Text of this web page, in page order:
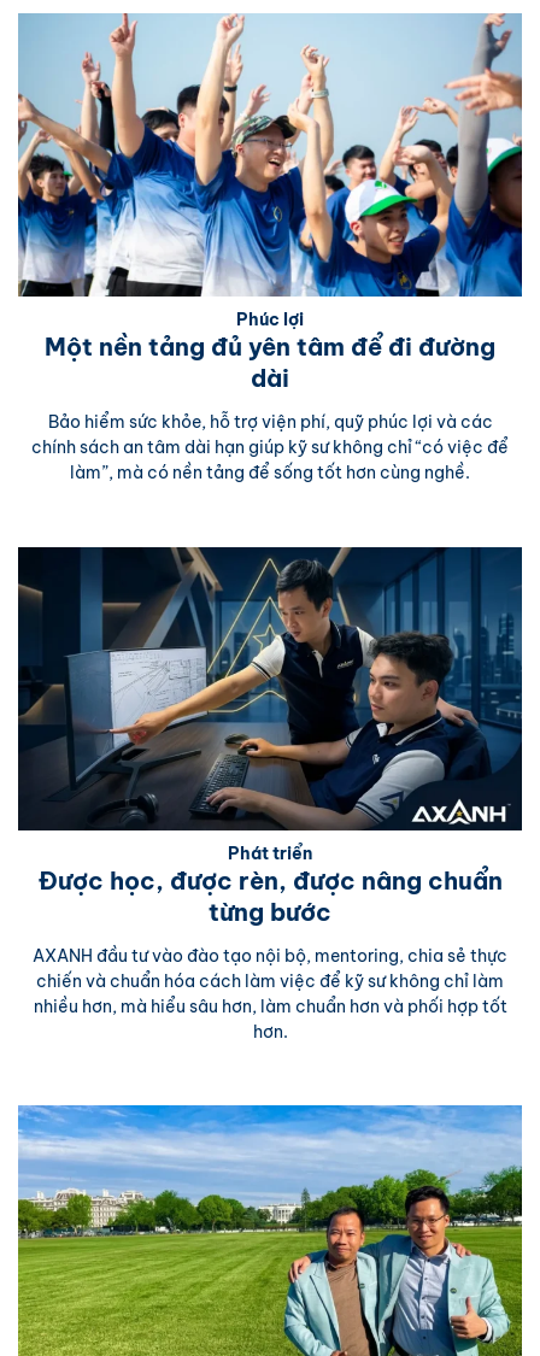
Phúc lợi
Một nền tảng đủ yên tâm để đi đường
dài
Bảo hiểm sức khỏe, hỗ trợ viện phí, quỹ phúc lợi và các
chính sách an tâm dài hạn giúp kỹ sư không chỉ “có việc để
làm”, mà có nền tảng để sống tốt hơn cùng nghề.
Phát triển
Được học, được rèn, được nâng chuẩn
từng bước
AXANH đầu tư vào đào tạo nội bộ, mentoring, chia sẻ thực
chiến và chuẩn hóa cách làm việc để kỹ sư không chỉ làm
nhiều hơn, mà hiểu sâu hơn, làm chuẩn hơn và phối hợp tốt
hơn.